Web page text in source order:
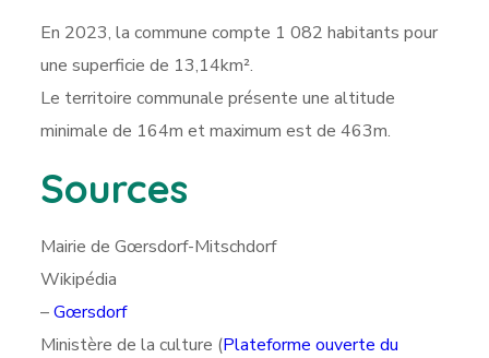
En 2023, la commune compte 1 082 habitants pour
une superficie de 13,14km².
Le territoire communale présente une altitude
minimale de 164m et maximum est de 463m.
Sources
Mairie de Gœrsdorf-Mitschdorf
Wikipédia
–Gœrsdorf
Ministère de la culture (Plateforme ouverte du